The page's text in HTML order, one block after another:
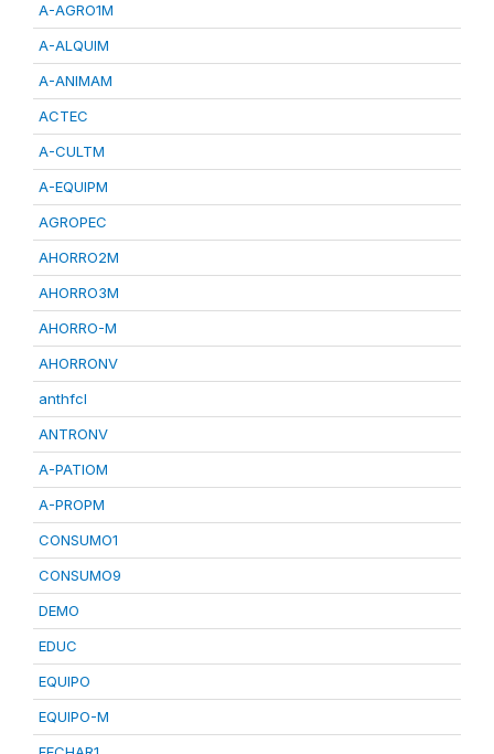
A-AGRO1M
A-ALQUIM
A-ANIMAM
ACTEC
A-CULTM
A-EQUIPM
AGROPEC
AHORRO2M
AHORRO3M
AHORRO-M
AHORRONV
anthfcl
ANTRONV
A-PATIOM
A-PROPM
CONSUMO1
CONSUMO9
DEMO
EDUC
EQUIPO
EQUIPO-M